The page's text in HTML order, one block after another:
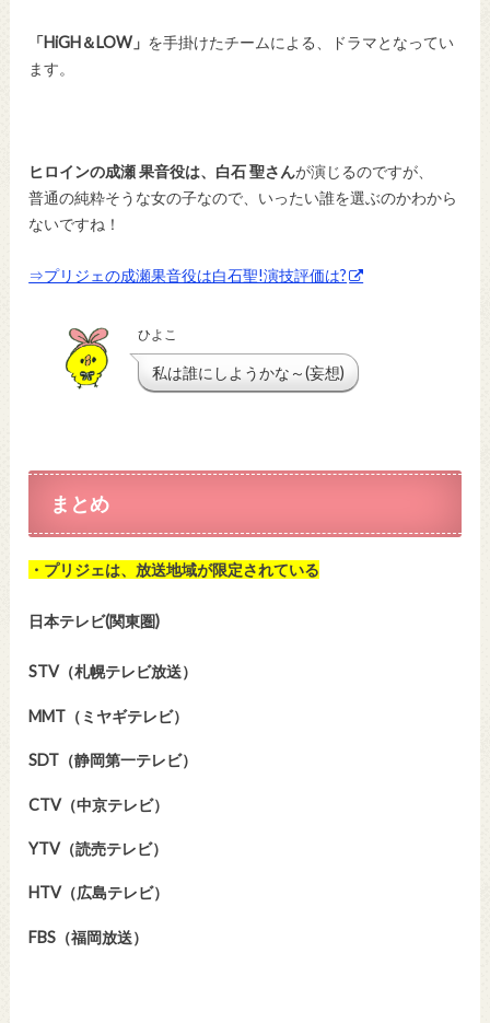
「HiGH＆LOW」 を手掛けたチームによる、ドラマとなってい
ます。
ヒロインの成瀬 果音役は、白石 聖さんが演じるのですが、
普通の純粋そうな女の子なので、いったい誰を選ぶのかわから
ないですね！
⇒プリジェの成瀬果音役は白石聖!演技評価は?
ひよこ
私は誰にしようかな～(妄想)
まとめ
・プリジェは、放送地域が限定されている
日本テレビ(関東圏)
STV（札幌テレビ放送）
MMT（ミヤギテレビ）
SDT（静岡第一テレビ）
CTV（中京テレビ）
YTV（読売テレビ）
HTV（広島テレビ）
FBS（福岡放送）